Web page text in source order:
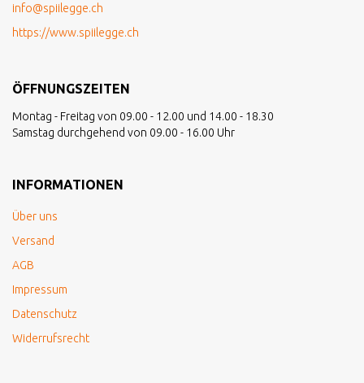
info@spiilegge.ch
https://www.spiilegge.ch
ÖFFNUNGSZEITEN
Montag - Freitag von 09.00 - 12.00 und 14.00 - 18.30
Samstag durchgehend von 09.00 - 16.00 Uhr
INFORMATIONEN
Über uns
Versand
AGB
Impressum
Datenschutz
Widerrufsrecht